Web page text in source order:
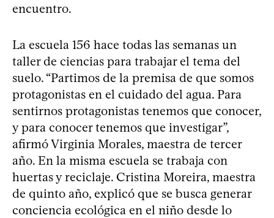
encuentro.
La escuela 156 hace todas las semanas un
taller de ciencias para trabajar el tema del
suelo. “Partimos de la premisa de que somos
protagonistas en el cuidado del agua. Para
sentirnos protagonistas tenemos que conocer,
y para conocer tenemos que investigar”,
afirmó Virginia Morales, maestra de tercer
año. En la misma escuela se trabaja con
huertas y reciclaje. Cristina Moreira, maestra
de quinto año, explicó que se busca generar
conciencia ecológica en el niño desde lo